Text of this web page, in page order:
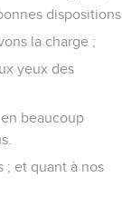
dispositions.
la charge ;
yeux des
beaucoup
; et quant à nos